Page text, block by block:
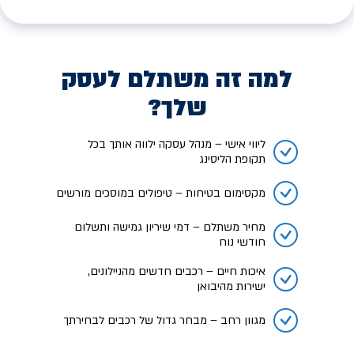
למה זה משתלם לעסק
שלך?
ליווי אישי – מנהל עסקה ילווה אותך בכל
תקופת הליסינג
מקסימום בטיחות – טיפולים במוסכים מורשים
מחיר משתלם – דמי שיריון גמישה ותשלום
חודשי נוח
איכות חיים – רכבים חדשים מהניילונים,
ישירות מהיבואן
מגוון רחב – מבחר גדול של רכבים לבחירתך